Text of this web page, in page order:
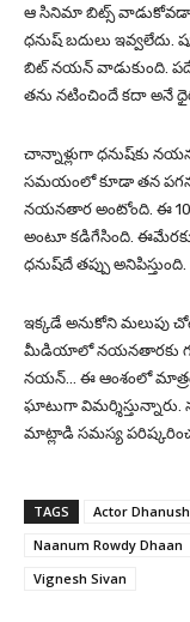
ఆ సినిమా బిట్స్
ధనుష్ బదులు
బిట్ నయన్ వాడుకుంది.
తను నటించిందే కదా అనే
చాన్నాళ్లుగా ధనుష్‌కు
సమయంలో కూడా తన
నయనతార అంటోంది. ఈ 10
అంటూ కడిగేసింది.
ధనుష్‌దే తప్పు అనిపిస్తుంది.
ఇక్కడే అనుకోని మలుపు
మీడియాలో నయనతారకు
నయన్… ఈ ఆంశంలో మాత్రం
ఘాటుగా
మాట్లాడి సమస్య
TAGS Actor Dhanush
Naanum Rowdy Dhaan
Vignesh Sivan